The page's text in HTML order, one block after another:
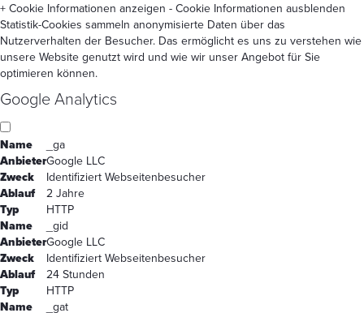
+ Cookie Informationen anzeigen - Cookie Informationen ausblenden
Statistik-Cookies sammeln anonymisierte Daten über das
Nutzerverhalten der Besucher. Das ermöglicht es uns zu verstehen wie
unsere Website genutzt wird und wie wir unser Angebot für Sie
optimieren können.
Google Analytics
Name
_ga
AnbieterGoogle LLC
Zweck
Identifiziert Webseitenbesucher
Ablauf
2 Jahre
Typ
HTTP
Name
_gid
AnbieterGoogle LLC
Zweck
Identifiziert Webseitenbesucher
Ablauf
24 Stunden
Typ
HTTP
Name
_gat